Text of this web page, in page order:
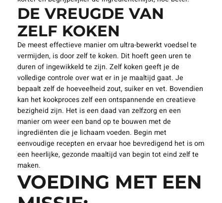
DE VREUGDE VAN
ZELF KOKEN
De meest effectieve manier om ultra-bewerkt voedsel te
vermijden, is door zelf te koken. Dit hoeft geen uren te
duren of ingewikkeld te zijn. Zelf koken geeft je de
volledige controle over wat er in je maaltijd gaat. Je
bepaalt zelf de hoeveelheid zout, suiker en vet. Bovendien
kan het kookproces zelf een ontspannende en creatieve
bezigheid zijn. Het is een daad van zelfzorg en een
manier om weer een band op te bouwen met de
ingrediënten die je lichaam voeden. Begin met
eenvoudige recepten en ervaar hoe bevredigend het is om
een heerlijke, gezonde maaltijd van begin tot eind zelf te
maken.
VOEDING MET EEN